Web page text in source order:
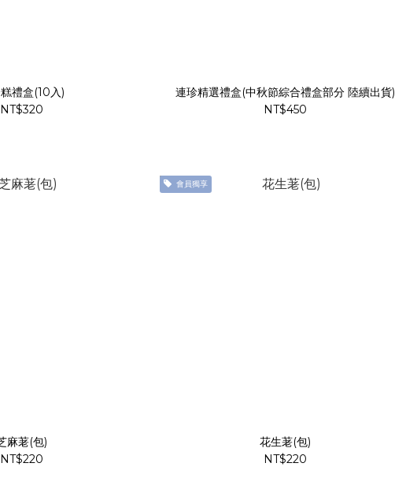
禮盒(10入)
NT$320
連珍精選禮盒(中秋節綜合禮盒部分 陸續出貨)
NT$450
麻荖(包)
NT$220
會員獨享
花生荖(包)
NT$220